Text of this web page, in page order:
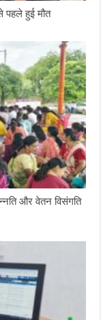
हुई मौत
और वेतन विसंगति